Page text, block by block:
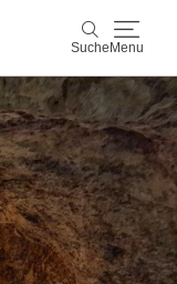
Suche Menu
Suche